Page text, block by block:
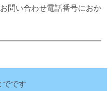
わせ電話番号におか
でです